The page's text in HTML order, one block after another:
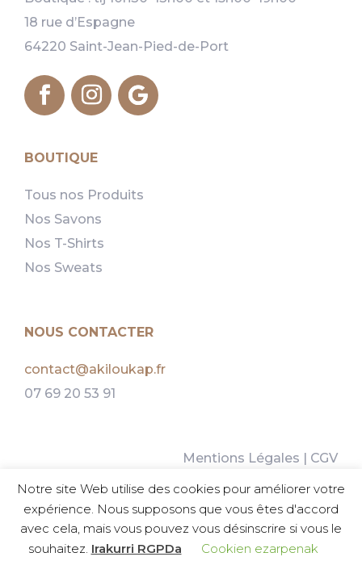
18 rue d’Espagne
64220 Saint-Jean-Pied-de-Port
BOUTIQUE
Tous nos Produits
Nos Savons
Nos T-Shirts
Nos Sweats
NOUS CONTACTER
contact@akiloukap.fr
07 69 20 53 91
Mentions Légales | CGV
Politique d’Utilisation des Cookies
Guide des tailles
Notre site Web utilise des cookies pour améliorer votre
expérience. Nous supposons que vous êtes d'accord
avec cela, mais vous pouvez vous désinscrire si vous le
souhaitez. Irakurri RGPDa Cookien ezarpenak